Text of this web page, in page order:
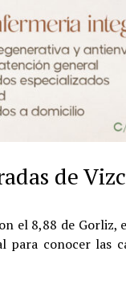
de
el 8,88 de Gorliz,
conocer las